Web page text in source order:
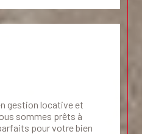
gestion locative et
sommes prêts à
pour votre bien